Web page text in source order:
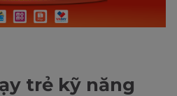
trẻ kỹ năng